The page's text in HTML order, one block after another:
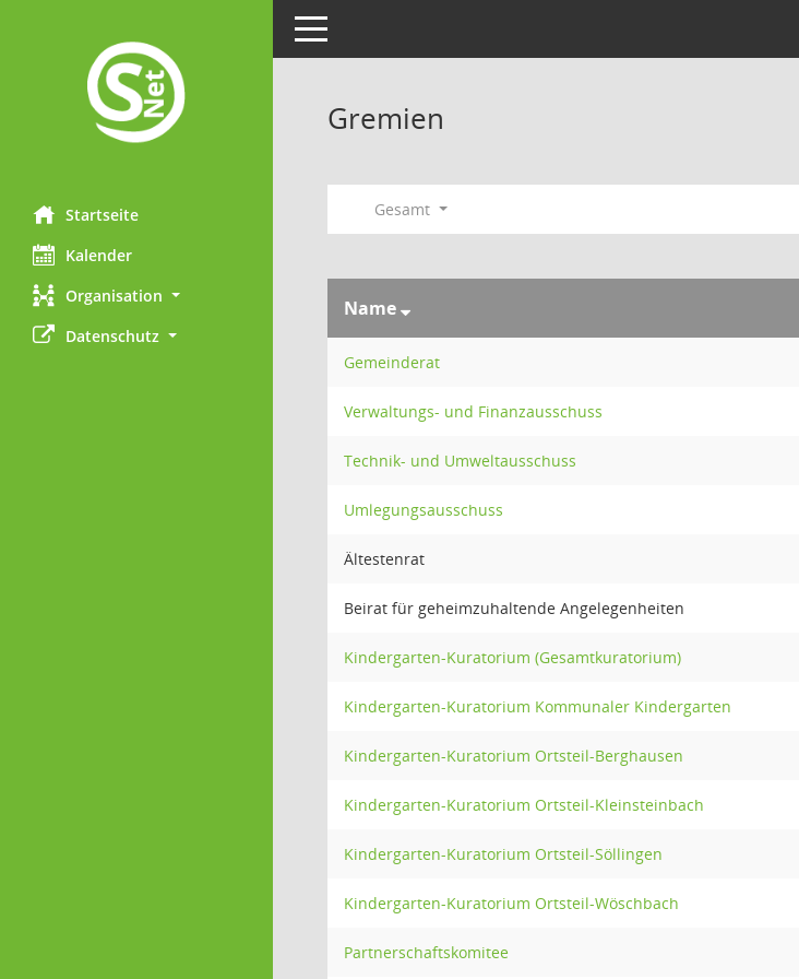
Startseite
Kalender
Organisation
Datenschutz
Toggle navigation
Gremien
Gesamt
Name
Gemeinderat
Verwaltungs- und Finanzausschuss
Technik- und Umweltausschuss
Umlegungsausschuss
Ältestenrat
Beirat für geheimzuhaltende Angelegenheiten
Kindergarten-Kuratorium (Gesamtkuratorium)
Kindergarten-Kuratorium Kommunaler Kindergarten
Kindergarten-Kuratorium Ortsteil-Berghausen
Kindergarten-Kuratorium Ortsteil-Kleinsteinbach
Kindergarten-Kuratorium Ortsteil-Söllingen
Kindergarten-Kuratorium Ortsteil-Wöschbach
Partnerschaftskomitee